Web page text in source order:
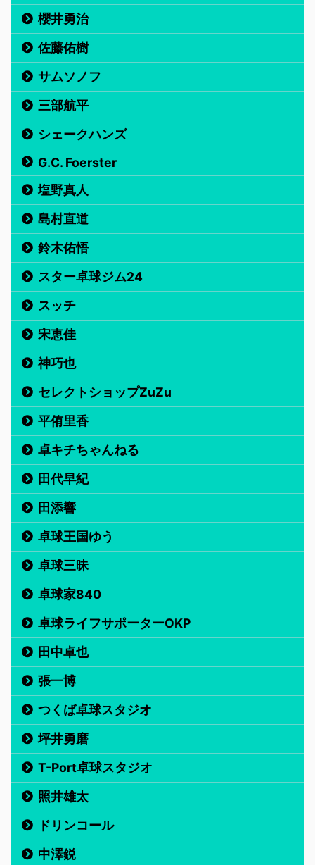
櫻井勇治
佐藤佑樹
サムソノフ
三部航平
シェークハンズ
G.C. Foerster
塩野真人
島村直道
鈴木佑悟
スター卓球ジム24
スッチ
宋恵佳
神巧也
セレクトショップZuZu
平侑里香
卓キチちゃんねる
田代早紀
田添響
卓球王国ゆう
卓球三昧
卓球家840
卓球ライフサポーターOKP
田中卓也
張一博
つくば卓球スタジオ
坪井勇磨
T-Port卓球スタジオ
照井雄太
ドリンコール
中澤鋭